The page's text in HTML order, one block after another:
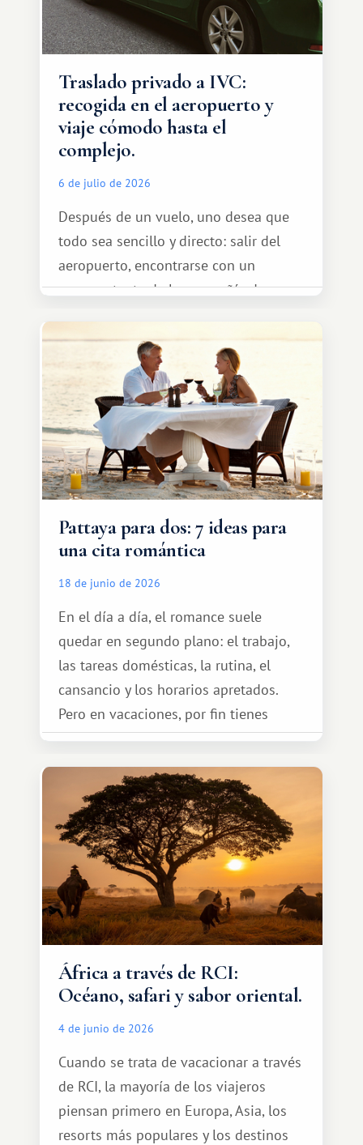
Traslado privado a IVC:
recogida en el aeropuerto y
viaje cómodo hasta el
complejo.
6 de julio de 2026
Después de un vuelo, uno desea que
todo sea sencillo y directo: salir del
aeropuerto, encontrarse con un
representante de la compañía de
tranquilamente hasta el complejo
turístico.
Pattaya para dos: 7 ideas para
una cita romántica
18 de junio de 2026
En el día a día, el romance suele
quedar en segundo plano: el trabajo,
las tareas domésticas, la rutina, el
cansancio y los horarios apretados.
Pero en vacaciones, por fin tienes
espacio para dos y ganas de hacer algo
especial por tu pareja. No tiene por
qué ser algo grandioso, pero sí algo
cálido y memorable.
África a través de RCI:
Océano, safari y sabor oriental.
4 de junio de 2026
Cuando se trata de vacacionar a través
de RCI, la mayoría de los viajeros
piensan primero en Europa, Asia, los
resorts más populares y los destinos